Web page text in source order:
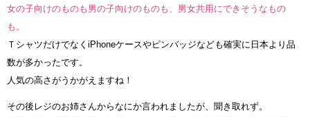
女の子向けのものも男の子向けのものも、男女共用にできそうなもの
も。
ＴシャツだけでなくiPhoneケースやピンバッジなども確実に日本より品
数が多かったです。
人気の高さがうかがえますね！
その後レジのお姉さんからなにか言われましたが、聞き取れず。